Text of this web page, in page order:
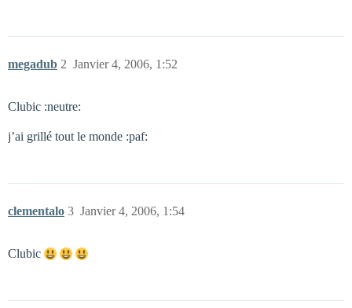
megadub Janvier 4, 2006, 1:52
2
Clubic :neutre:
j’ai grillé tout le monde :paf:
clementalo Janvier 4, 2006, 1:54
3
Clubic